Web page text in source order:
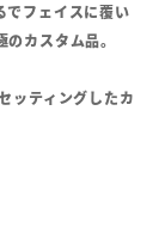
でフェイスに覆い
カスタム品。
ッティングしたカ